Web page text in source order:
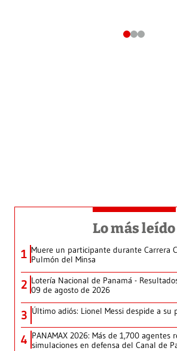
Lo más leído
1 Muere un participante durante Carrera
Pulmón del Minsa
2 Lotería Nacional de Panamá -
09 de agosto de 2026
3 Último adiós: Lionel Messi despide a su
4 PANAMAX 2026: Más de 1,700 agentes
simulaciones en defensa del Canal de